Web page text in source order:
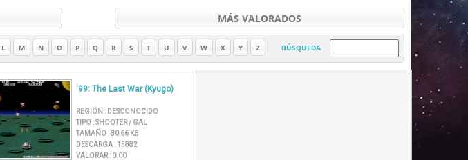
MÁS VALORADOS
L M N O P Q R S T U V W X Y Z BÚSQUEDA
'99: The Last War (Kyugo)
REGIÓN : DESCONOCIDO
TIPO :SHOOTER / GAL
TAMAÑO :80,66 KB
DESCARGA : 15882
VALORAR : 0.00